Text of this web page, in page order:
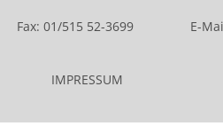
Fax: 01/515 52-3699 E-
IMPRESSUM